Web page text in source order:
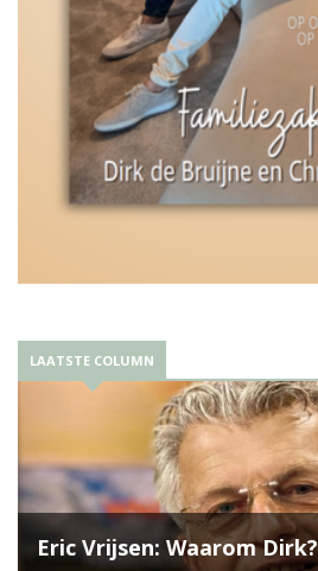
LAATSTE COLUMN
Eric Vrijsen: Waarom Dirk?